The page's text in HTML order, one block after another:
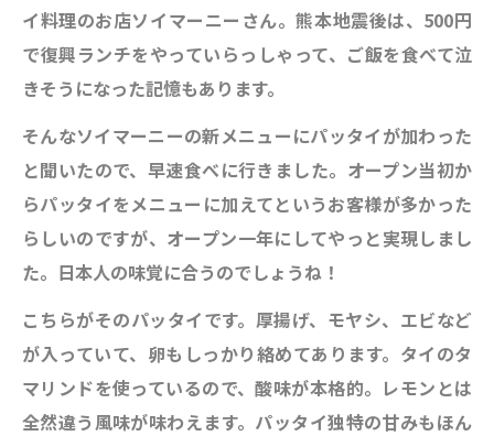
イ料理のお店ソイマーニーさん。熊本地震後は、500円
で復興ランチをやっていらっしゃって、ご飯を食べて泣
きそうになった記憶もあります。
そんなソイマーニーの新メニューにパッタイが加わった
と聞いたので、早速食べに行きました。オープン当初か
らパッタイをメニューに加えてというお客様が多かった
らしいのですが、オープン一年にしてやっと実現しまし
た。日本人の味覚に合うのでしょうね！
こちらがそのパッタイです。厚揚げ、モヤシ、エビなど
が入っていて、卵もしっかり絡めてあります。タイのタ
マリンドを使っているので、酸味が本格的。レモンとは
全然違う風味が味わえます。パッタイ独特の甘みもほん